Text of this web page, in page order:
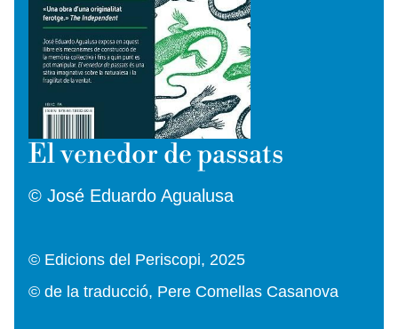
El venedor de passats
© José Eduardo Agualusa
© Edicions del Periscopi, 2025
© de la traducció, Pere Comellas Casanova